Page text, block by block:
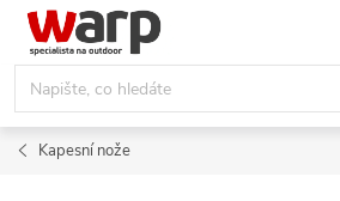
Přejít
obsah
Kapesní nože